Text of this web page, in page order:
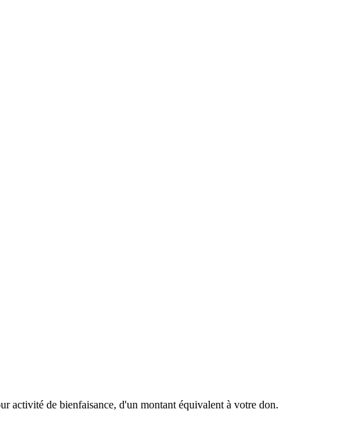
activité de bienfaisance, d'un montant équivalent à votre don.